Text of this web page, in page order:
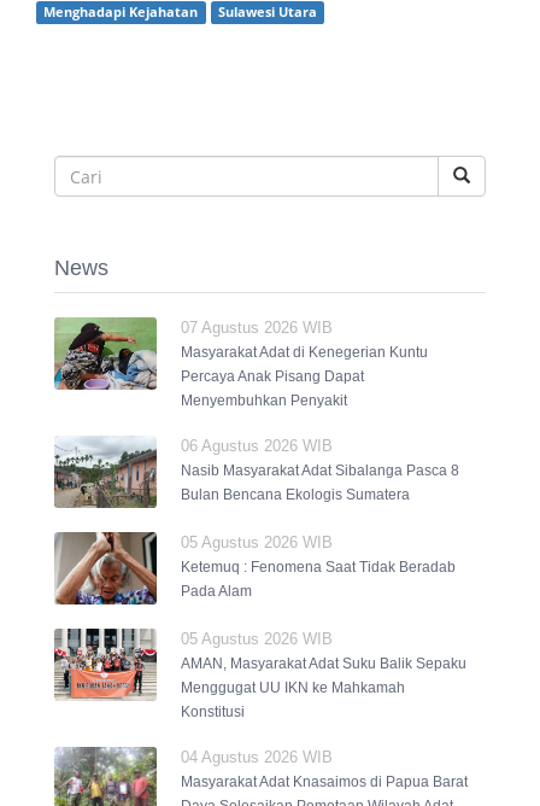
Menghadapi Kejahatan
Sulawesi Utara
News
07 Agustus 2026 WIB
Masyarakat Adat di Kenegerian Kuntu
Percaya Anak Pisang Dapat
Menyembuhkan Penyakit
06 Agustus 2026 WIB
Nasib Masyarakat Adat Sibalanga Pasca 8
Bulan Bencana Ekologis Sumatera
05 Agustus 2026 WIB
Ketemuq : Fenomena Saat Tidak Beradab
Pada Alam
05 Agustus 2026 WIB
AMAN, Masyarakat Adat Suku Balik Sepaku
Menggugat UU IKN ke Mahkamah
Konstitusi
04 Agustus 2026 WIB
Masyarakat Adat Knasaimos di Papua Barat